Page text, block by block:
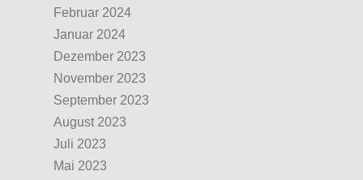
Februar 2024
Januar 2024
Dezember 2023
November 2023
September 2023
August 2023
Juli 2023
Mai 2023